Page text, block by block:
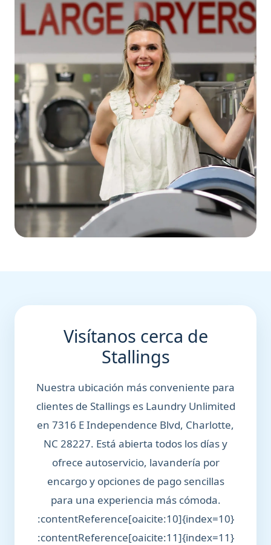
Visítanos cerca de
Stallings
Nuestra ubicación más conveniente para
clientes de Stallings es Laundry Unlimited
en 7316 E Independence Blvd, Charlotte,
NC 28227. Está abierta todos los días y
ofrece autoservicio, lavandería por
encargo y opciones de pago sencillas
para una experiencia más cómoda.
:contentReference[oaicite:10]{index=10}
:contentReference[oaicite:11]{index=11}